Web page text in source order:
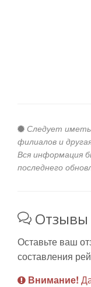
Следует
филиалов и
Вся информация
последнего
Отзывы
Оставьте ваш
составления
Внимание!